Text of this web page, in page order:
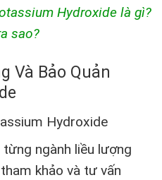
Hydroxide là gì?
sao?
Và Bảo Quản
Hydroxide
ngành liều lượng
khảo và tư vấn